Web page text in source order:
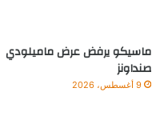
ماسيكو يرفض عرض ماميلودي
صنداونز
9 أغسطس، 2026